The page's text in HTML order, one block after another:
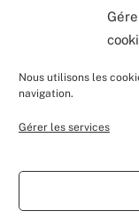
Nous utilisons les
navigation.
Gérer les services
Valentin